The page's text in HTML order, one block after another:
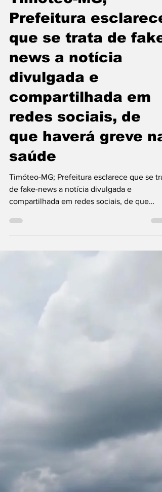
Timóteo-MG;
Prefeitura esclarece
que se trata de fake-
news a notícia
divulgada e
compartilhada em
redes sociais, de
que haverá greve na
saúde
Timóteo-MG; Prefeitura esclarece que se
de fake-news a notícia divulgada e